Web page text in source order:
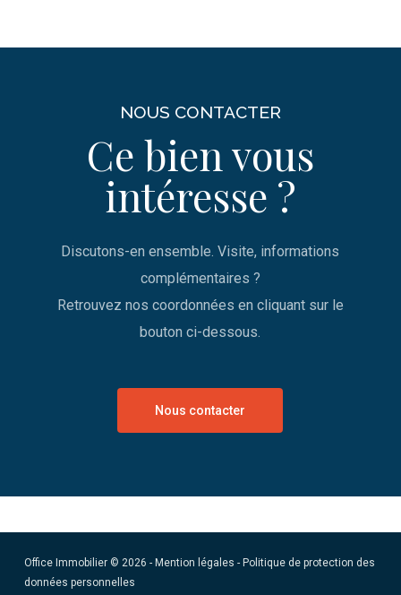
NOUS CONTACTER
Ce bien vous
intéresse ?
Discutons-en ensemble. Visite, informations
complémentaires ?
Retrouvez nos coordonnées en cliquant sur le
bouton ci-dessous.
Nous contacter
Office Immobilier © 2026 - Mention légales - Politique de protection des
données personnelles